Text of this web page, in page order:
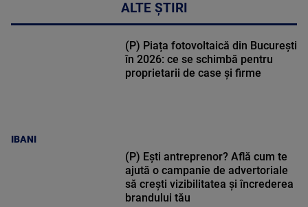
ALTE ȘTIRI
IBANI
(P) Piața fotovoltaică din București
în 2026: ce se schimbă pentru
proprietarii de case și firme
(P) Ești antreprenor? Află cum te
ajută o campanie de advertoriale
să crești vizibilitatea și încrederea
brandului tău